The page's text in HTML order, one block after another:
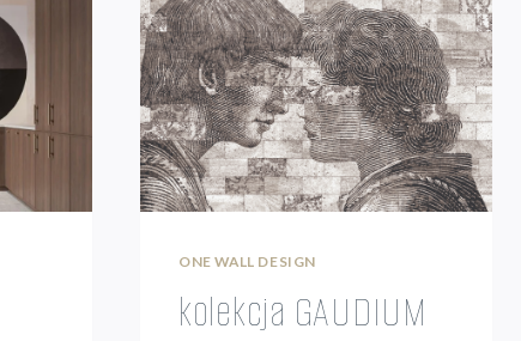
ONE WALL DESIGN
kolekcja GAUDIUM